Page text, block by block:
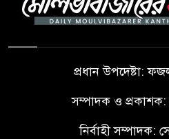
প্রধান উপদেষ্টা:
সম্পাদক ও
নির্বাহী